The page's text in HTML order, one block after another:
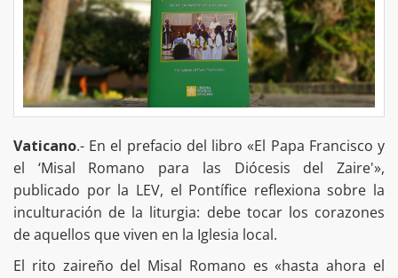
Vaticano.- En el prefacio del libro «El Papa Francisco y
el ‘Misal Romano para las Diócesis del Zaire'»,
publicado por la LEV, el Pontífice reflexiona sobre la
inculturación de la liturgia: debe tocar los corazones
de aquellos que viven en la Iglesia local.
El rito zaireño del Misal Romano es «hasta ahora el